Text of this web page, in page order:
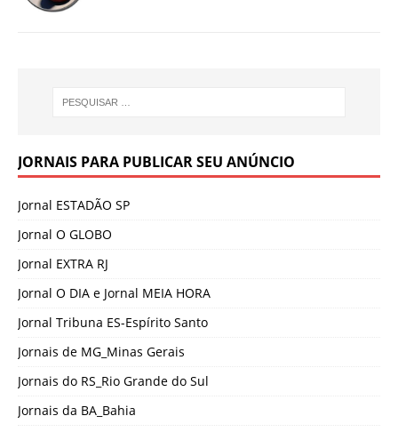
JORNAIS PARA PUBLICAR SEU ANÚNCIO
Jornal ESTADÃO SP
Jornal O GLOBO
Jornal EXTRA RJ
Jornal O DIA e Jornal MEIA HORA
Jornal Tribuna ES-Espírito Santo
Jornais de MG_Minas Gerais
Jornais do RS_Rio Grande do Sul
Jornais da BA_Bahia